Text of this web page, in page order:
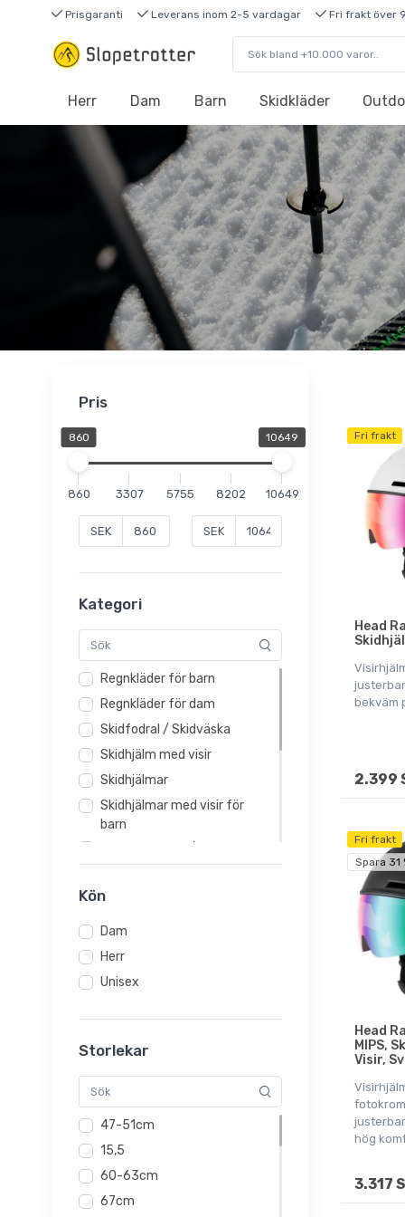
Prisgaranti Leverans inom 2-5 vardagar Fri frakt över
Herr Dam Barn Skidkläder
Pris
860 10649
860 3307 5755 8202 10649
SEK SEK
Kategori
Regnkläder för barn
Regnkläder för dam
Skidfodral / Skidväska
Skidhjälm med visir
Skidhjälmar
Skidhjälmar med visir för
barn
Skidor för herr
Skidskador, skidträning och
Kön
Dam
Herr
Unisex
Storlekar
47-51cm
15,5
60-63cm
67cm
Fri frakt
Head
bekväm
2.399
Fri frakt
Spara 31
Head
MIPS,
Visir,
hög
3.317